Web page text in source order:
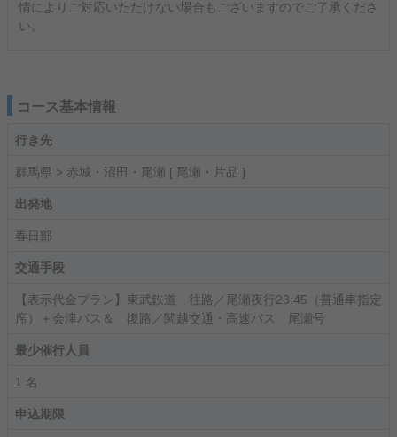
情によりご対応いただけない場合もございますのでご了承くださ
い。
コース基本情報
行き先
群馬県 > 赤城・沼田・尾瀬 [ 尾瀬・片品 ]
出発地
春日部
交通手段
【表示代金プラン】東武鉄道 往路／尾瀬夜行23:45（普通車指定
席）＋会津バス＆ 復路／関越交通・高速バス 尾瀬号
最少催行人員
1 名
申込期限